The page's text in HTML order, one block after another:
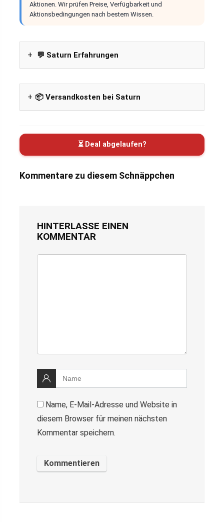
Aktionen. Wir prüfen Preise, Verfügbarkeit und
Aktionsbedingungen nach bestem Wissen.
💬 Saturn Erfahrungen
📦 Versandkosten bei Saturn
⏳ Deal abgelaufen?
Kommentare zu diesem Schnäppchen
HINTERLASSE EINEN
KOMMENTAR
Name, E-Mail-Adresse und Website in
diesem Browser für meinen nächsten
Kommentar speichern.